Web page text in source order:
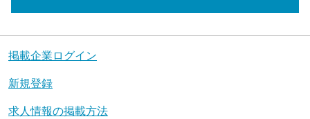
掲載企業ログイン
新規登録
求人情報の掲載方法